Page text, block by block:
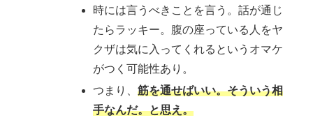
時には言うべきことを言う。話が通じ
たらラッキー。腹の座っている人をヤ
クザは気に入ってくれるというオマケ
がつく可能性あり。
つまり、 筋を通せばいい。そういう相
手なんだ。と思え。